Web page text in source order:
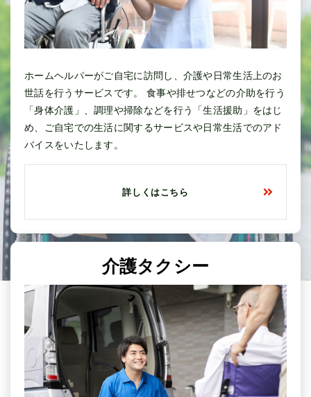
ホームヘルパーがご自宅に訪問し、介護や日常生活上のお
世話を行うサービスです。 食事や排せつなどの介助を行う
「身体介護」、調理や掃除などを行う「生活援助」をはじ
め、ご自宅での生活に関するサービスや日常生活でのアド
バイスをいたします。
詳しくはこちら
介護タクシー